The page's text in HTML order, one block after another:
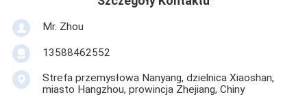
Mr. Zhou
13588462552
Strefa przemysłowa Nanyang, dzielnica Xiaoshan,
miasto Hangzhou, prowincja Zhejiang, Chiny